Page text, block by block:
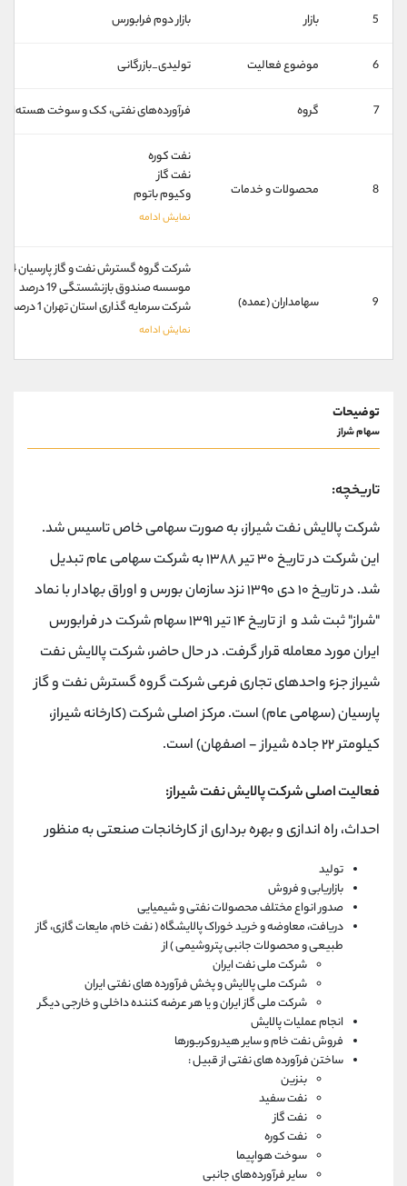
5 بازار بازار دوم فرابورس
6 موضوع فعالیت تولیدی_بازرگانی
7 گروه فرآورده‌های نفتی، کک و سوخت هسته‌ای
8 محصولات و خدمات
نفت کوره
نفت گاز
وکیوم باتوم
9 سهامداران (عمده)
شركت گروه گسترش نفت و گاز پارسيان 54 درصد
موسسه صندوق بازنشستگی 19 درصد
شركت سرمایه گذاری استان تهران 1 درصد
توضیحات
سهام شراز
تاریخچه:
شرکت پالایش نفت شیراز، به صورت سهامی خاص تاسیس شد.
این شرکت در تاریخ ۳۰ تیر ۱۳۸۸ به شرکت سهامی عام تبدیل
شد. در تاریخ ۱۰ دی ۱۳۹۰ نزد سازمان بورس و اوراق بهادار با نماد
"شراز" ثبت شد و از تاریخ ۱۴ تیر ۱۳۹۱ سهام شرکت در فرابورس
ایران مورد معامله قرار گرفت. در حال حاضر، شرکت پالایش نفت
شیراز جزء واحدهای تجاری فرعی شرکت گروه گسترش نفت و گاز
پارسیان (سهامی عام) است. مرکز اصلی شرکت (کارخانه شیراز،
کیلومتر ۲۲ جاده شیراز - اصفهان) است.
فعالیت اصلی شرکت پالایش نفت شیراز:
احداث، راه اندازی و بهره برداری از کارخانجات صنعتی به منظور
تولید
بازاریابی و فروش
صدور انواع مختلف محصولات نفتی و شیمیایی
دریافت، معاوضه و خرید خوراک پالایشگاه ( نفت خام، مایعات گازی، گاز
طبیعی و محصولات جانبی پتروشیمی ) از
شرکت ملی نفت ایران
شرکت ملی پالایش و پخش فرآورده های نفتی ایران
شرکت ملی گاز ایران و یا هر عرضه کننده داخلی و خارجی دیگر
انجام عملیات پالایش
فروش نفت خام و سایر هیدروکربورها
ساختن فرآورده های نفتی از قبیل :
بنزین
نفت سفید
نفت گاز
نفت کوره
سوخت هواپیما
سایر فرآورده‌های جانبی